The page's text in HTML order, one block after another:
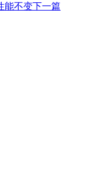
能不变下一篇